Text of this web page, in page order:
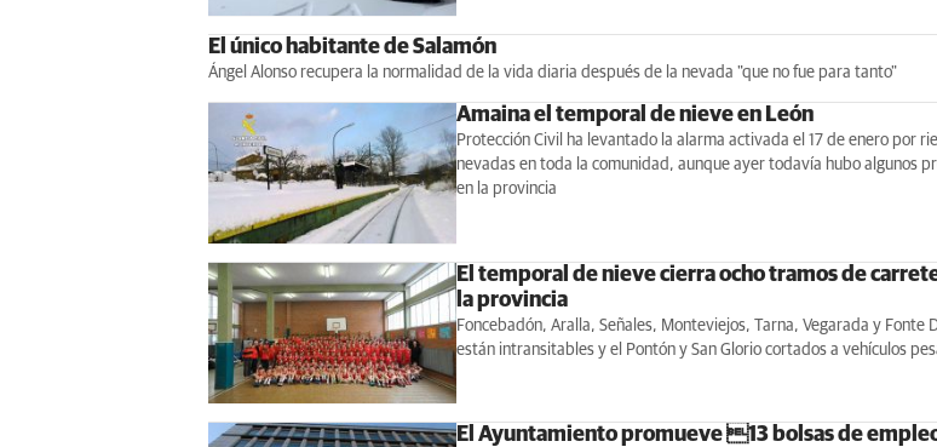
El único habitante de Salamón
Ángel Alonso recupera la normalidad de la vida diaria después de la nevada "que no fue para tanto"
Amaina el temporal de nieve en León
Protección Civil ha levantado la alarma activada el 17 de enero por
nevadas en toda la comunidad, aunque ayer todavía hubo algunos
en la provincia
El temporal de nieve cierra ocho tramos de
la provincia
Foncebadón, Aralla, Señales, Monteviejos, Tarna, Vegarada y Fonte
están intransitables y el Pontón y San Glorio cortados a vehículos
El Ayuntamiento promueve 13 bolsas de